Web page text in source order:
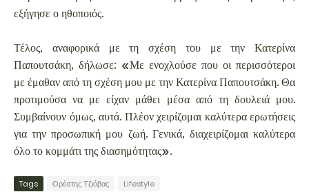
εξήγησε ο ηθοποιός.
Τέλος, αναφορικά με τη σχέση του με την Κατερίνα
Παπουτσάκη, δήλωσε: «Με ενοχλούσε που οι περισσότεροι
με έμαθαν από τη σχέση μου με την Κατερίνα Παπουτσάκη. Θα
προτιμούσα να με είχαν μάθει μέσα από τη δουλειά μου.
Συμβαίνουν όμως, αυτά. Πλέον χειρίζομαι καλύτερα ερωτήσεις
για την προσωπική μου ζωή. Γενικά, διαχειρίζομαι καλύτερα
όλο το κομμάτι της διασημότητας».
Tags Ορέστης Τζιόβας Lifestyle